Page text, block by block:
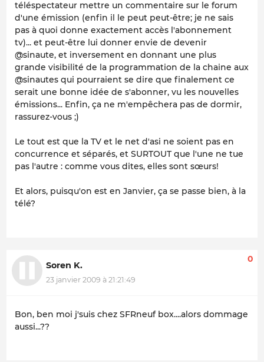
téléspectateur mettre un commentaire sur le forum
d'une émission (enfin il le peut peut-être; je ne sais
pas à quoi donne exactement accès l'abonnement
tv)... et peut-être lui donner envie de devenir
@sinaute, et inversement en donnant une plus
grande visibilité de la programmation de la chaine aux
@sinautes qui pourraient se dire que finalement ce
serait une bonne idée de s'abonner, vu les nouvelles
émissions... Enfin, ça ne m'empêchera pas de dormir,
rassurez-vous ;)
Le tout est que la TV et le net d'asi ne soient pas en
concurrence et séparés, et SURTOUT que l'une ne tue
pas l'autre : comme vous dites, elles sont sœurs!
Et alors, puisqu'on est en Janvier, ça se passe bien, à la
télé?
Soren K.
23 janvier 2009 à 21:21:49
0
Bon, ben moi j'suis chez SFRneuf box....alors dommage
aussi...??